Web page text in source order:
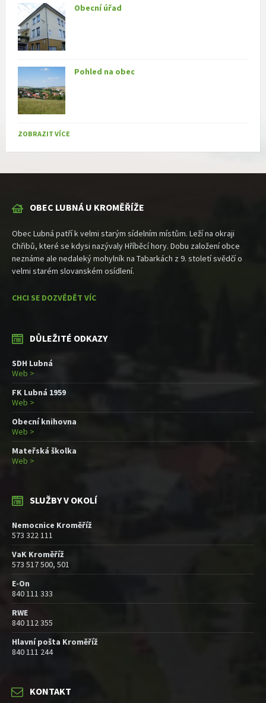
Obecní úřad
Pohled na obec
ZOBRAZIT VÍCE
OBEC LUBNÁ U KROMĚŘÍŽE
Obec Lubná patří k velmi starým sídelním místům. Leží na okraji
Chřibů, které se kdysi nazývaly Hříběcí hory. Dobu založení obce
neznáme ale nedaleký mohylník na Tabarkách z 9. století svědčí o
velmi starém slovanském osídlení.
CHCI SE DOZVĚDĚT VÍC
DŮLEŽITÉ ODKAZY
SDH Lubná
Web >
FK Lubná 1959
Web >
Obecní knihovna
Web >
Mateřská školka
Web >
SLUŽBY V OKOLÍ
Nemocnice Kroměříž
573 322 111
VaK Kroměříž
573 517 500, 501
E-On
840 111 333
RWE
840 112 355
Hlavní pošta Kroměříž
840 111 244
KONTAKT